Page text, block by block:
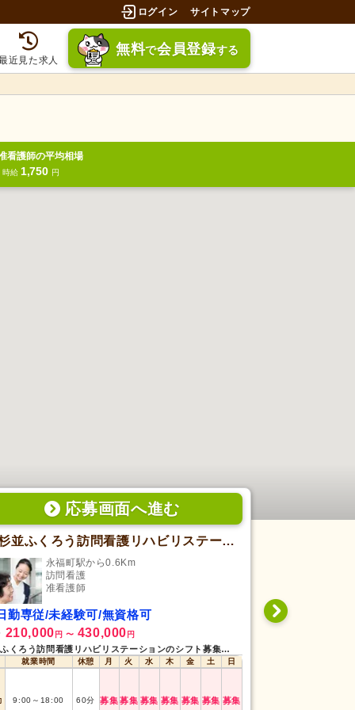
ログイン サイトマップ
近見た求人
無料で会員登録する
看護師の平均相場
時給 1,750 円
応募画面へ進む
杉並ふくろう訪問看護リハビリステーション
永福町駅から0.6Km
訪問看護
准看護師
勤専従/未経験可/無資格可
210,000 円 〜 430,000 円
杉並ふくろう訪問看護リハビリステーションのシフト募集状況
就業時間 休憩 月 火 水 木 金 土 日
9:00 ～ 18:00 60分 募集募集 募集 募集 募集 募集 募集
日勤専従/未